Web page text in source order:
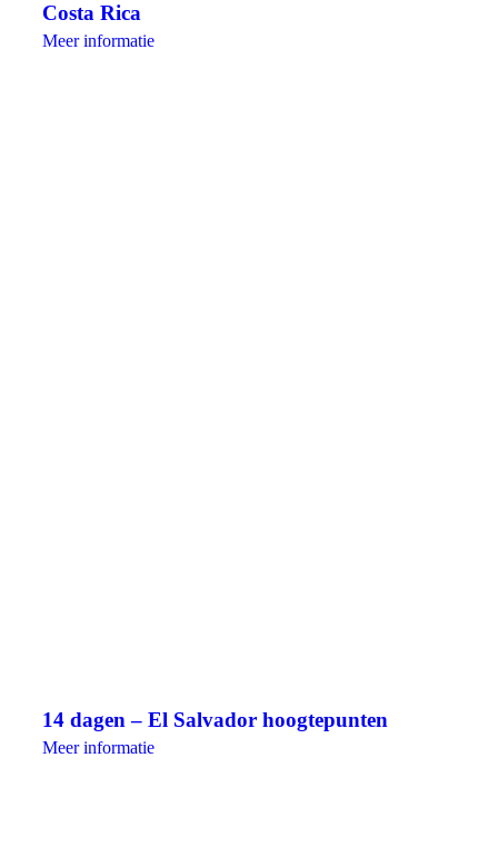
Costa Rica
Meer informatie
14 dagen – El Salvador hoogtepunten
Meer informatie